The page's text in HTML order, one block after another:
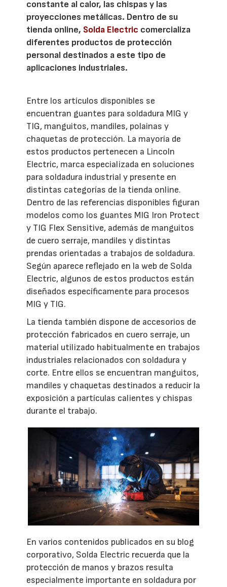
constante al calor, las chispas y las
proyecciones metálicas. Dentro de su
tienda online, Solda Electric comercializa
diferentes productos de protección
personal destinados a este tipo de
aplicaciones industriales.
Entre los artículos disponibles se
encuentran guantes para soldadura MIG y
TIG, manguitos, mandiles, polainas y
chaquetas de protección. La mayoría de
estos productos pertenecen a Lincoln
Electric, marca especializada en soluciones
para soldadura industrial y presente en
distintas categorías de la tienda online.
Dentro de las referencias disponibles figuran
modelos como los guantes MIG Iron Protect
y TIG Flex Sensitive, además de manguitos
de cuero serraje, mandiles y distintas
prendas orientadas a trabajos de soldadura.
Según aparece reflejado en la web de Solda
Electric, algunos de estos productos están
diseñados específicamente para procesos
MIG y TIG.
La tienda también dispone de accesorios de
protección fabricados en cuero serraje, un
material utilizado habitualmente en trabajos
industriales relacionados con soldadura y
corte. Entre ellos se encuentran manguitos,
mandiles y chaquetas destinados a reducir la
exposición a partículas calientes y chispas
durante el trabajo.
En varios contenidos publicados en su blog
corporativo, Solda Electric recuerda que la
protección de manos y brazos resulta
especialmente importante en soldadura por